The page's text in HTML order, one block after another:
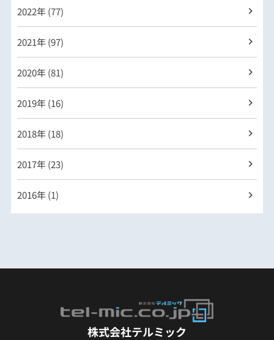
2022年 (77)
2021年 (97)
2020年 (81)
2019年 (16)
2018年 (18)
2017年 (23)
2016年 (1)
株式会社テルミック